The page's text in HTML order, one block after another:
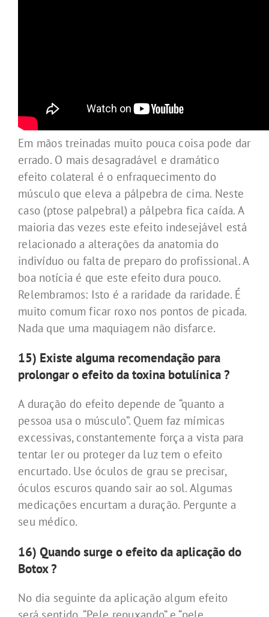
Em mãos treinadas muito pouca coisa pode dar
errado. O mais desagradável e dramático
efeito colateral é o enfraquecimento do
músculo que eleva a pálpebra de cima. Neste
caso (ptose palpebral) a pálpebra fica caída. A
maioria das vezes este efeito indesejável está
relacionado a alterações da anatomia do
indivíduo ou falta de preparo do profissional. A
boa notícia é que este efeito dura pouco.
Relembramos: Isto é a raridade da raridade. É
muito comum ficar roxo nos pontos de picada.
Nada que uma maquiagem não disfarce.
15) Existe alguma recomendação para
prolongar o efeito da toxina botulínica ?
A duração do efeito depende de “quanto a
pessoa usa o músculo”. Quem faz mímicas
excessivas, constantemente força a vista para
tentar ler ou proteger da luz tem o efeito
encurtado. Use óculos de grau se precisar,
óculos escuros quando sair ao sol. Algumas
medicações encurtam a duração. Pergunte a
seu médico.
16) Quando surge o efeito da aplicação do
Botox?
No dia seguinte da aplicação algum efeito